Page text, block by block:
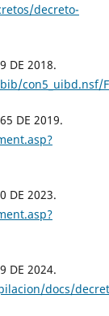
decreto-
DE 2018.
DE 2019.
DE 2023.
DE 2024.
docs/